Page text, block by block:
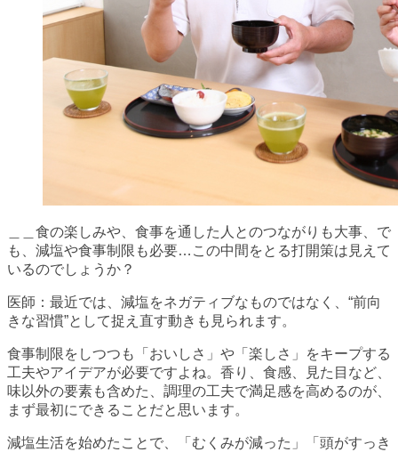
＿＿食の楽しみや、食事を通した人とのつながりも大事、で
も、減塩や食事制限も必要…この中間をとる打開策は見えて
いるのでしょうか？
医師：最近では、減塩をネガティブなものではなく、“前向
きな習慣”として捉え直す動きも見られます。
食事制限をしつつも「おいしさ」や「楽しさ」をキープする
工夫やアイデアが必要ですよね。香り、食感、見た目など、
味以外の要素も含めた、調理の工夫で満足感を高めるのが、
まず最初にできることだと思います。
減塩生活を始めたことで、「むくみが減った」「頭がすっき